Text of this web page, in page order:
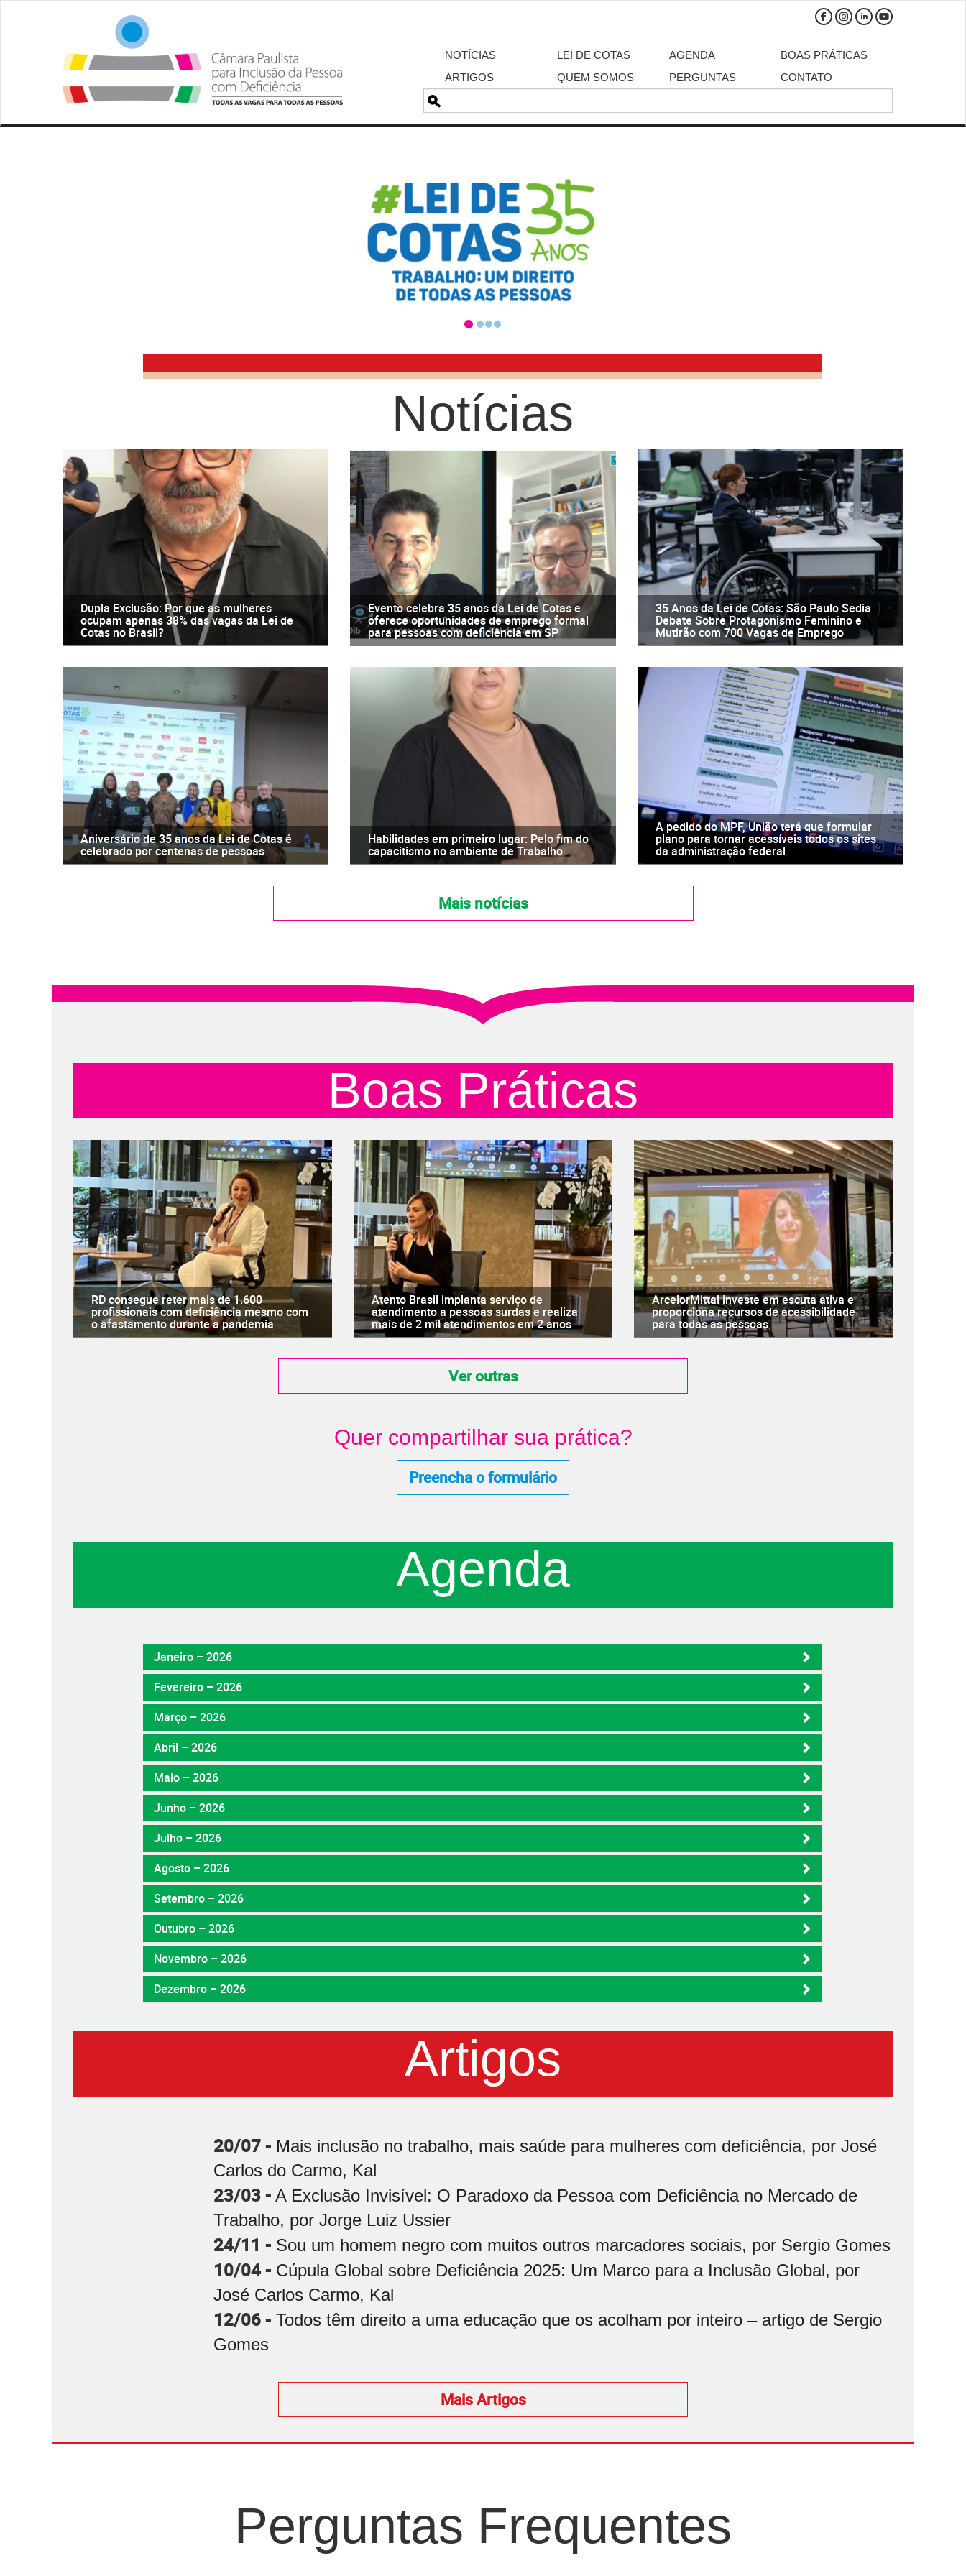
NOTÍCIAS LEI DE COTAS AGENDA
BOAS PRÁTICAS
ARTIGOS
QUEM SOMOS PERGUNTAS CONTATO
Pesquisa
Notícias
Dupla Exclusão: Por que as mulheres
ocupam apenas 38% das vagas da Lei de
Cotas no Brasil?
Evento celebra 35 anos da Lei de Cotas e
oferece oportunidades de emprego formal
para pessoas com deficiência em SP
35 Anos da Lei de Cotas: São Paulo Sedia
Debate Sobre Protagonismo Feminino e
Mutirão com 700 Vagas de Emprego
Aniversário de 35 anos da Lei de Cotas é
celebrado por centenas de pessoas
Habilidades em primeiro lugar: Pelo fim do
capacitismo no ambiente de Trabalho
A pedido do MPF, União terá que formular
plano para tornar acessíveis todos os sites
da administração federal
Mais notícias
Boas Práticas
RD consegue reter mais de 1.600
profissionais com deficiência mesmo com
o afastamento durante a pandemia
Atento Brasil implanta serviço de
atendimento a pessoas surdas e realiza
mais de 2 mil atendimentos em 2 anos
ArcelorMittal investe em escuta ativa e
proporciona recursos de acessibilidade
para todas as pessoas
Ver outras
Quer compartilhar sua prática?
Preencha o formulário
Agenda
Janeiro – 2026
Fevereiro – 2026
Março – 2026
Abril – 2026
Maio – 2026
Junho – 2026
Julho – 2026
Agosto – 2026
Setembro – 2026
Outubro – 2026
Novembro – 2026
Dezembro – 2026
Artigos
20/07 - Mais inclusão no trabalho, mais saúde para mulheres com deficiência, por José
Carlos do Carmo, Kal
23/03 - A Exclusão Invisível: O Paradoxo da Pessoa com Deficiência no Mercado de
Trabalho, por Jorge Luiz Ussier
24/11 - Sou um homem negro com muitos outros marcadores sociais, por Sergio Gomes
10/04 - Cúpula Global sobre Deficiência 2025: Um Marco para a Inclusão Global, por
José Carlos Carmo, Kal
12/06 - Todos têm direito a uma educação que os acolham por inteiro – artigo de Sergio
Gomes
Mais Artigos
Perguntas Frequentes